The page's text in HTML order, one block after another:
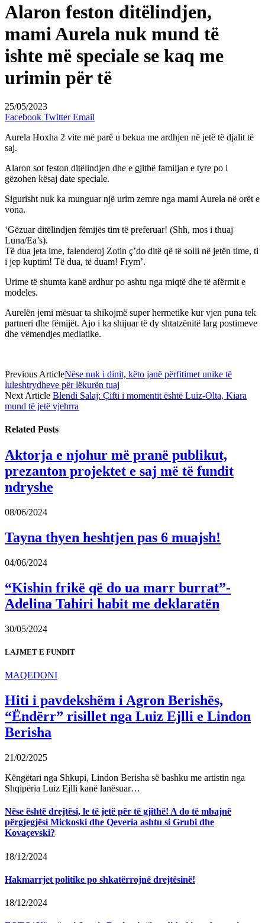
Alaron feston ditëlindjen,
mami Aurela nuk mund të
ishte më speciale se kaq me
urimin për të
25/05/2023
Facebook Twitter Email
Aurela Hoxha 2 vite më parë u bekua me ardhjen në jetë të djalit të
saj.
Alaron sot feston ditëlindjen dhe e gjithë familjan e tyre po i
gëzohen kësaj date speciale.
Sigurisht nuk ka munguar një urim zemre nga mami Aurela në orët e
vona.
‘Gëzuar ditëlindjen fëmijës tim të preferuar! (Shh, mos i thuaj
Luna/Ea’s).
Të dua jeta ime, falenderoj Zotin ç’do ditë që të solli në jetën time, ti
i jep kuptim! Të dua, të duam! Frym’.
Urime të shumta kanë ardhur po ashtu nga miqtë dhe të afërmit e
modeles.
Aurelën jemi mësuar ta shikojmë super hermetike kur vjen puna tek
partneri dhe fëmijët. Ajo i ka shijuar të dy shtatzënitë larg postimeve
dhe vëmendjes mediatike.
Previous ArticleNëse nuk i dinit, këto janë përfitimet unike të
luleshtrydheve për lëkurën tuaj
Next Article Blendi Salaj: Çifti i momentit është Luiz-Olta, Kiara
mund të jetë vjehrra
Related Posts
Aktorja e njohur më pranë publikut,
prezanton projektet e saj më të fundit
ndryshe
08/06/2024
Tayna thyen heshtjen pas 6 muajsh!
04/06/2024
“Kishin frikë që do ua marr burrat”-
Adelina Tahiri habit me deklaratën
30/05/2024
LAJMET E FUNDIT
MAQEDONI
Hiti i pavdekshëm i Agron Berishës,
“Ëndërr” risillet nga Luiz Ejlli e Lindon
Berisha
21/02/2025
Këngëtari nga Shkupi, Lindon Berisha së bashku me artistin nga
Shqipëria Luiz Ejlli kanë lanësuar…
Nëse është drejtësi, le të jetë për të gjithë! A do të mbajnë
përgjegjësi Mickoski dhe Qeveria ashtu si Grubi dhe
Kovaçevski?
18/12/2024
Hakmarrjet politike po shkatërrojnë drejtësinë!
18/12/2024